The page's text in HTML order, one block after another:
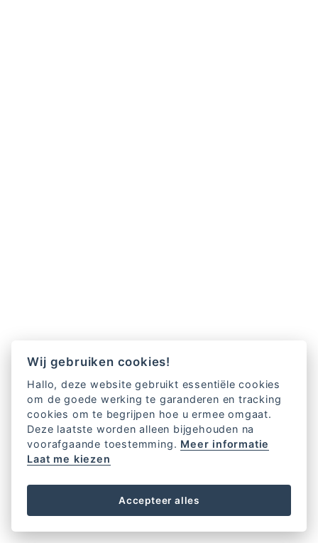
Wij gebruiken cookies!
Hallo, deze website gebruikt essentiële cookies
om de goede werking te garanderen en tracking
cookies om te begrijpen hoe u ermee omgaat.
Deze laatste worden alleen bijgehouden na
voorafgaande toestemming. Meer informatie
Laat me kiezen
Accepteer alles